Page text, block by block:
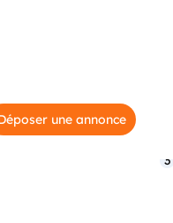
une annonce
3